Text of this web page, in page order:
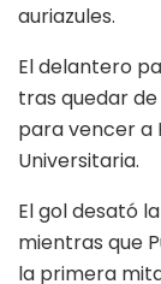
auriazules.
El delantero
tras quedar
para vencer a
Universitaria.
El gol desató
mientras que
la primera